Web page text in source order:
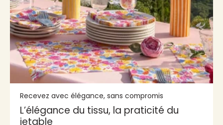
Recevez avec élégance, sans compromis
L’élégance du tissu, la praticité du
jetable